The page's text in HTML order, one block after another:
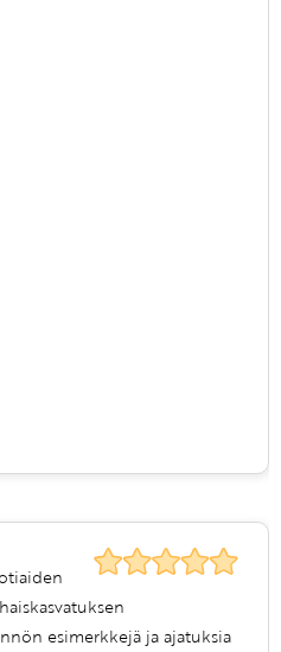
esimerkkejä ja ajatuksia